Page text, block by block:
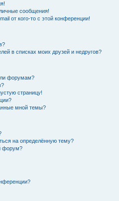
сообщения!
от кого-то с этой конференции!
в списках моих друзей и недругов?
форумам?
страницу!
мной темы?
на определённую тему?
форум?